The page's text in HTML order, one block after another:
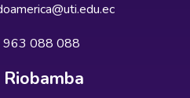
963 088 088